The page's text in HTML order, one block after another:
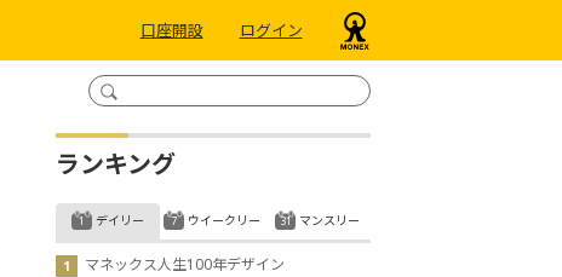
口座開設 ログイン
ランキング
デイリー
マネックス人生100年デザイン
ウイークリー マンスリー